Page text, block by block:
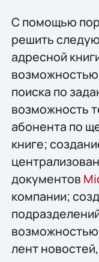
С помощью
решить
адресной
поиска по
возможность
абонента по
книге;
документов
компании;
возможностью
лент